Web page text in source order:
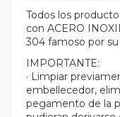
Todos los
con ACERO
304 famoso por
IMPORTANTE:
· Limpiar
embellecedor,
pegamento de la